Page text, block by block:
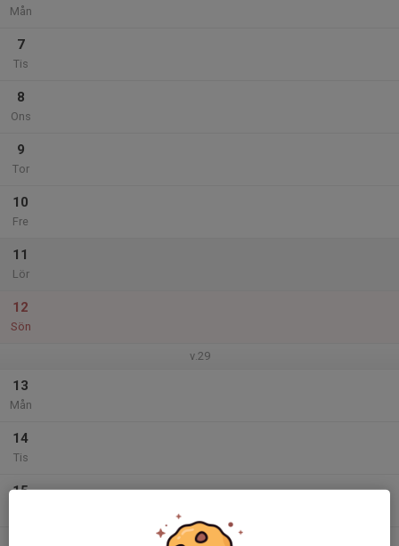
Mån
7
Tis
8
Ons
9
Tor
10
Fre
11
Lör
12
Sön
v.29
13
Mån
14
Tis
15